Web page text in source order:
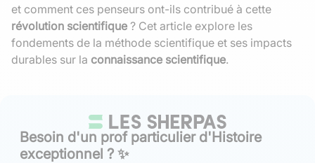
et comment ces penseurs ont-ils contribué à cette
révolution scientifique ? Cet article explore les
fondements de la méthode scientifique et ses impacts
durables sur la connaissance scientifique.
Besoin d'un prof particulier d'Histoire
exceptionnel ? ✨